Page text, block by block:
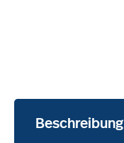
Beschreibung